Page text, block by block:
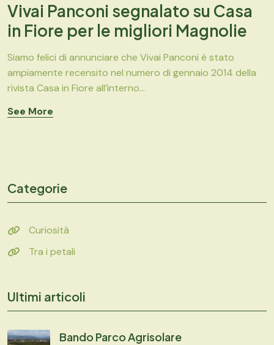
Vivai Panconi segnalato su Casa
in Fiore per le migliori Magnolie
Siamo felici di annunciare che Vivai Panconi è stato
ampiamente recensito nel numero di gennaio 2014 della
rivista Casa in Fiore all’interno...
See More
Categorie
Curiosità
Tra i petali
Ultimi articoli
Bando Parco Agrisolare